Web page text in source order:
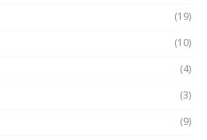
(19)
(10)
(4)
(3)
(9)